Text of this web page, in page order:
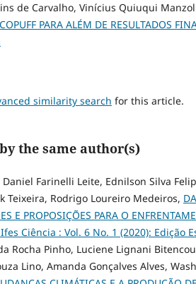
de Carvalho, Vinícius Quiuqui
PARA ALÉM DE RESULTADOS
similarity search for this article.
the same author(s)
Daniel Farinelli Leite, Ednilson Silva
Teixeira, Rodrigo Loureiro Medeiros,
E PROPOSIÇÕES PARA O
Ciência : Vol. 6 No. 1 (2020): Edição
Rocha Pinho, Luciene Lignani
Lino, Amanda Gonçalves Alves,